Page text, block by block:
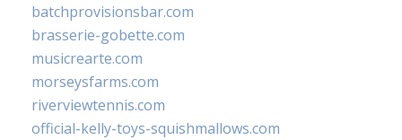
batchprovisionsbar.com
brasserie-gobette.com
musicrearte.com
morseysfarms.com
riverviewtennis.com
official-kelly-toys-squishmallows.com